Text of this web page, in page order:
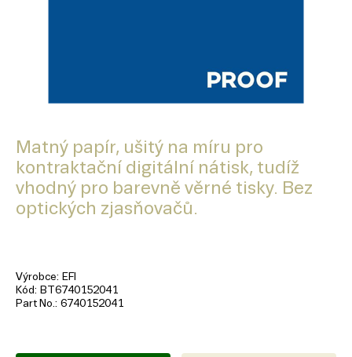
Matný papír, ušitý na míru pro
kontraktační digitální nátisk, tudíž
vhodný pro barevně věrné tisky. Bez
optických zjasňovačů.
Výrobce
EFI
Kód
BT6740152041
Part No. 6740152041